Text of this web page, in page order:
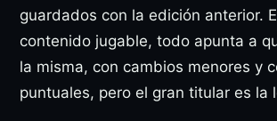
guardados con la edición anterior.
contenido jugable, todo apunta a
la misma, con cambios menores y
puntuales, pero el gran titular es la